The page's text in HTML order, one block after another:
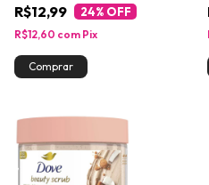
R$12,99 24% OFF
R$12,60 com Pix